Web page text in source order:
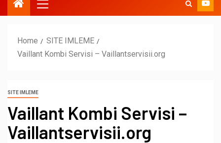
Home
SITE IMLEME
Vaillant Kombi Servisi – Vaillantservisii.org
SITE IMLEME
Vaillant Kombi Servisi –
Vaillantservisii.org